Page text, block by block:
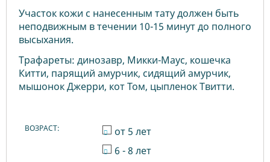
Участок кожи с нанесенным тату должен быть
неподвижным в течении 10-15 минут до полного
высыхания.
Трафареты: динозавр, Микки-Маус, кошечка
Китти, парящий амурчик, сидящий амурчик,
мышонок Джерри, кот Том, цыпленок Твитти.
ВОЗРАСТ:
от 5 лет
6 - 8 лет